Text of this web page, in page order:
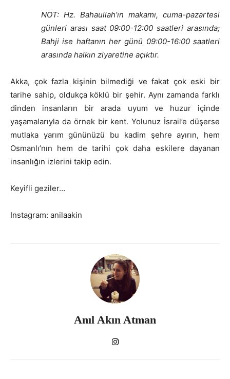
NOT: Hz. Bahaullah’ın makamı, cuma-pazartesi
günleri arası saat 09:00-12:00 saatleri arasında;
Bahji ise haftanın her günü 09:00-16:00 saatleri
arasında halkın ziyaretine açıktır.
Akka, çok fazla kişinin bilmediği ve fakat çok eski bir
tarihe sahip, oldukça köklü bir şehir. Aynı zamanda farklı
dinden insanların bir arada uyum ve huzur içinde
yaşamalarıyla da örnek bir kent. Yolunuz İsrail’e düşerse
mutlaka yarım gününüzü bu kadim şehre ayırın, hem
Osmanlı’nın hem de tarihi çok daha eskilere dayanan
insanlığın izlerini takip edin.
Keyifli geziler…
Instagram: anilaakin
Anıl Akın Atman